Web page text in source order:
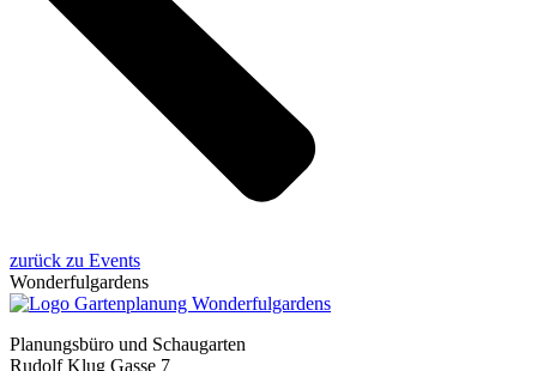
zurück zu Events
Wonderfulgardens
Planungsbüro und Schaugarten
Rudolf Klug Gasse 7